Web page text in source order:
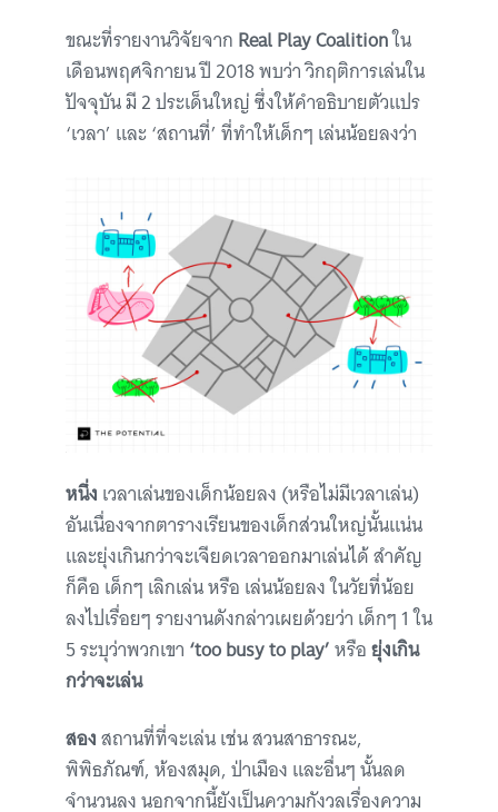
ขณะที่รายงานวิจัยจาก Real Play Coalitionใน
เดือนพฤศจิกายน ปี 2018 พบว่า วิกฤติการเล่นใน
ปัจจุบัน มี 2 ประเด็นใหญ่ ซึ่งให้คำอธิบายตัวแปร
‘เวลา’ และ ‘สถานที่’ ที่ทำให้เด็กๆ เล่นน้อยลงว่า
หนึ่ง เวลาเล่นของเด็กน้อยลง (หรือไม่มีเวลาเล่น)
อันเนื่องจากตารางเรียนของเด็กส่วนใหญ่นั้นแน่น
และยุ่งเกินกว่าจะเจียดเวลาออกมาเล่นได้ สำคัญ
ก็คือ เด็กๆ เลิกเล่น หรือ เล่นน้อยลง ในวัยที่น้อย
ลงไปเรื่อยๆ รายงานดังกล่าวเผยด้วยว่า เด็กๆ 1 ใน
5 ระบุว่าพวกเขา ‘too busy to play’หรือยุ่งเกิน
กว่าจะเล่น
สองสถานที่ที่จะเล่น เช่น สวนสาธารณะ,
พิพิธภัณฑ์, ห้องสมุด, ป่าเมือง และอื่นๆ นั้นลด
จำนวนลง นอกจากนี้ยังเป็นความกังวลเรื่องความ